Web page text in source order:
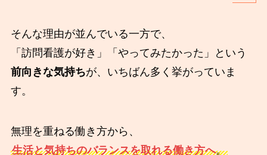
そんな理由が並んでいる一方で、
「訪問看護が好き」「やってみたかった」という
前向きな気持ちが、いちばん多く挙がっていま
す。
無理を重ねる働き方から、
生活と気持ちのバランスを取れる働き方へ。